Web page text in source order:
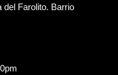
del Farolito. Barrio